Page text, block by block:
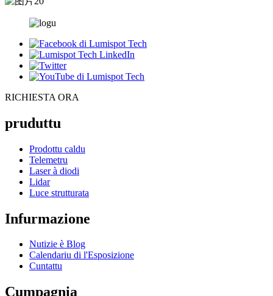
RICHIESTA ORA
pruduttu
Prodottu caldu
Telemetru
Laser à diodi
Lidar
Luce strutturata
Infurmazione
Nutizie è Blog
Calendariu di l'Esposizione
Cuntattu
Cumpagnia